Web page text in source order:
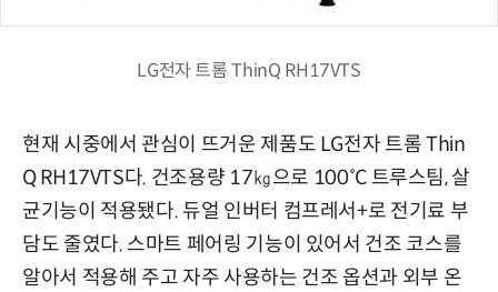
LG전자 트롬 ThinQ RH17VTS
현재 시중에서 관심이 뜨거운 제품도 LG전자 트롬 Thin
Q RH17VTS다. 건조용량 17㎏으로 100˚C 트루스팀, 살
균기능이 적용됐다. 듀얼 인버터 컴프레서+로 전기료 부
담도 줄였다. 스마트 페어링 기능이 있어서 건조 코스를
알아서 적용해 주고 자주 사용하는 건조 옵션과 외부 온